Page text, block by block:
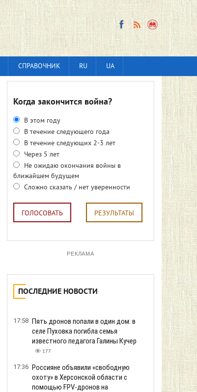
СПРАВОЧНИК RU UA
Когда закончится война?
В этом году
В течение следующего года
В течение следующих 2-3 лет
Через 5 лет
Не ожидаю окончания войны в
ближайшем будущем
Сложно сказать / нет уверенности
ГОЛОСОВАТЬ РЕЗУЛЬТАТЫ
РЕКЛАМА
ПОСЛЕДНИЕ НОВОСТИ
17:58 Пять дронов попали в один дом: в
селе Пуховка погибла семья
известного педагога Галины Кучер
177
17:36 Россияне объявили «свободную
охоту» в Херсонской области с
помощью FPV-дронов на